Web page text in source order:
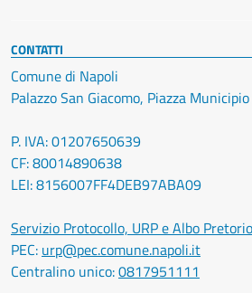
CONTATTI
Comune di Napoli
Palazzo San Giacomo, Piazza
P. IVA: 01207650639
CF: 80014890638
LEI: 8156007FF4DEB97ABA09
Servizio Protocollo, URP e Albo Pretorio
PEC: urp@pec.comune.napoli.it
Centralino unico:0817951111